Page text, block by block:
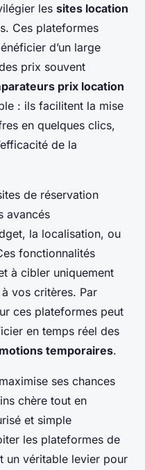
les sites location
Ces plateformes
d’un large
prix souvent
prix location
: ils facilitent la mise
en quelques clics,
de la
de réservation
avancés
la localisation, ou
fonctionnalités
à cibler uniquement
vos critères. Par
ces plateformes peut
en temps réel des
temporaires.
ses chances
chère tout en
et simple
les plateformes de
un véritable levier pour